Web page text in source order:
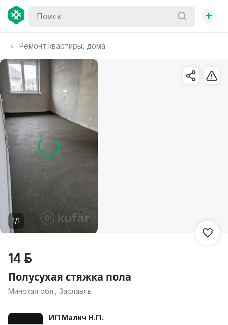
+
Ремонт квартиры, дома
1/1
14 р.
Полусухая стяжка пола
Минская обл., Заславль
ИП Малич Н.П.